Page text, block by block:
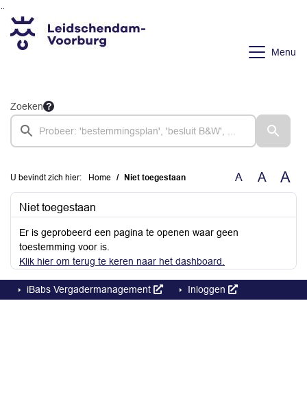
Ga naar de inhoud van deze pagina
Ga naar het zoeken
Ga naar het menu
Menu
Zoeken
U bevindt zich hier: Home Niet toegestaan A A A
Niet toegestaan
Er is geprobeerd een pagina te openen waar geen
toestemming voor is.
Klik hier om terug te keren naar het dashboard.
iBabs Vergadermanagement Inloggen